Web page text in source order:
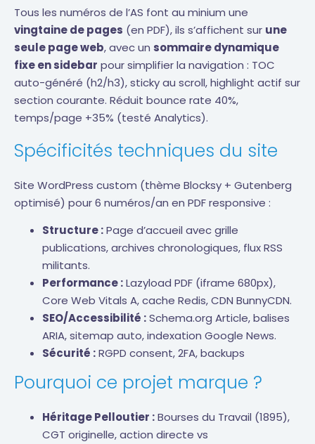
Tous les numéros de l’AS font au minium une
vingtaine de pages (en PDF), ils s’affichent sur une
seule page web, avec un sommaire dynamique
fixe en sidebar pour simplifier la navigation : TOC
auto-généré (h2/h3), sticky au scroll, highlight actif sur
section courante. Réduit bounce rate 40%,
temps/page +35% (testé Analytics).
Spécificités techniques du site
Site WordPress custom (thème Blocksy + Gutenberg
optimisé) pour 6 numéros/an en PDF responsive :
Structure :Page d’accueil avec grille
publications, archives chronologiques, flux RSS
militants.
Performance :Lazyload PDF (iframe 680px),
Core Web Vitals A, cache Redis, CDN BunnyCDN.
SEO/Accessibilité :Schema.org Article, balises
ARIA, sitemap auto, indexation Google News.
Sécurité :RGPD consent, 2FA, backups
Pourquoi ce projet marque ?
Héritage Pelloutier :Bourses du Travail (1895),
CGT originelle, action directe vs